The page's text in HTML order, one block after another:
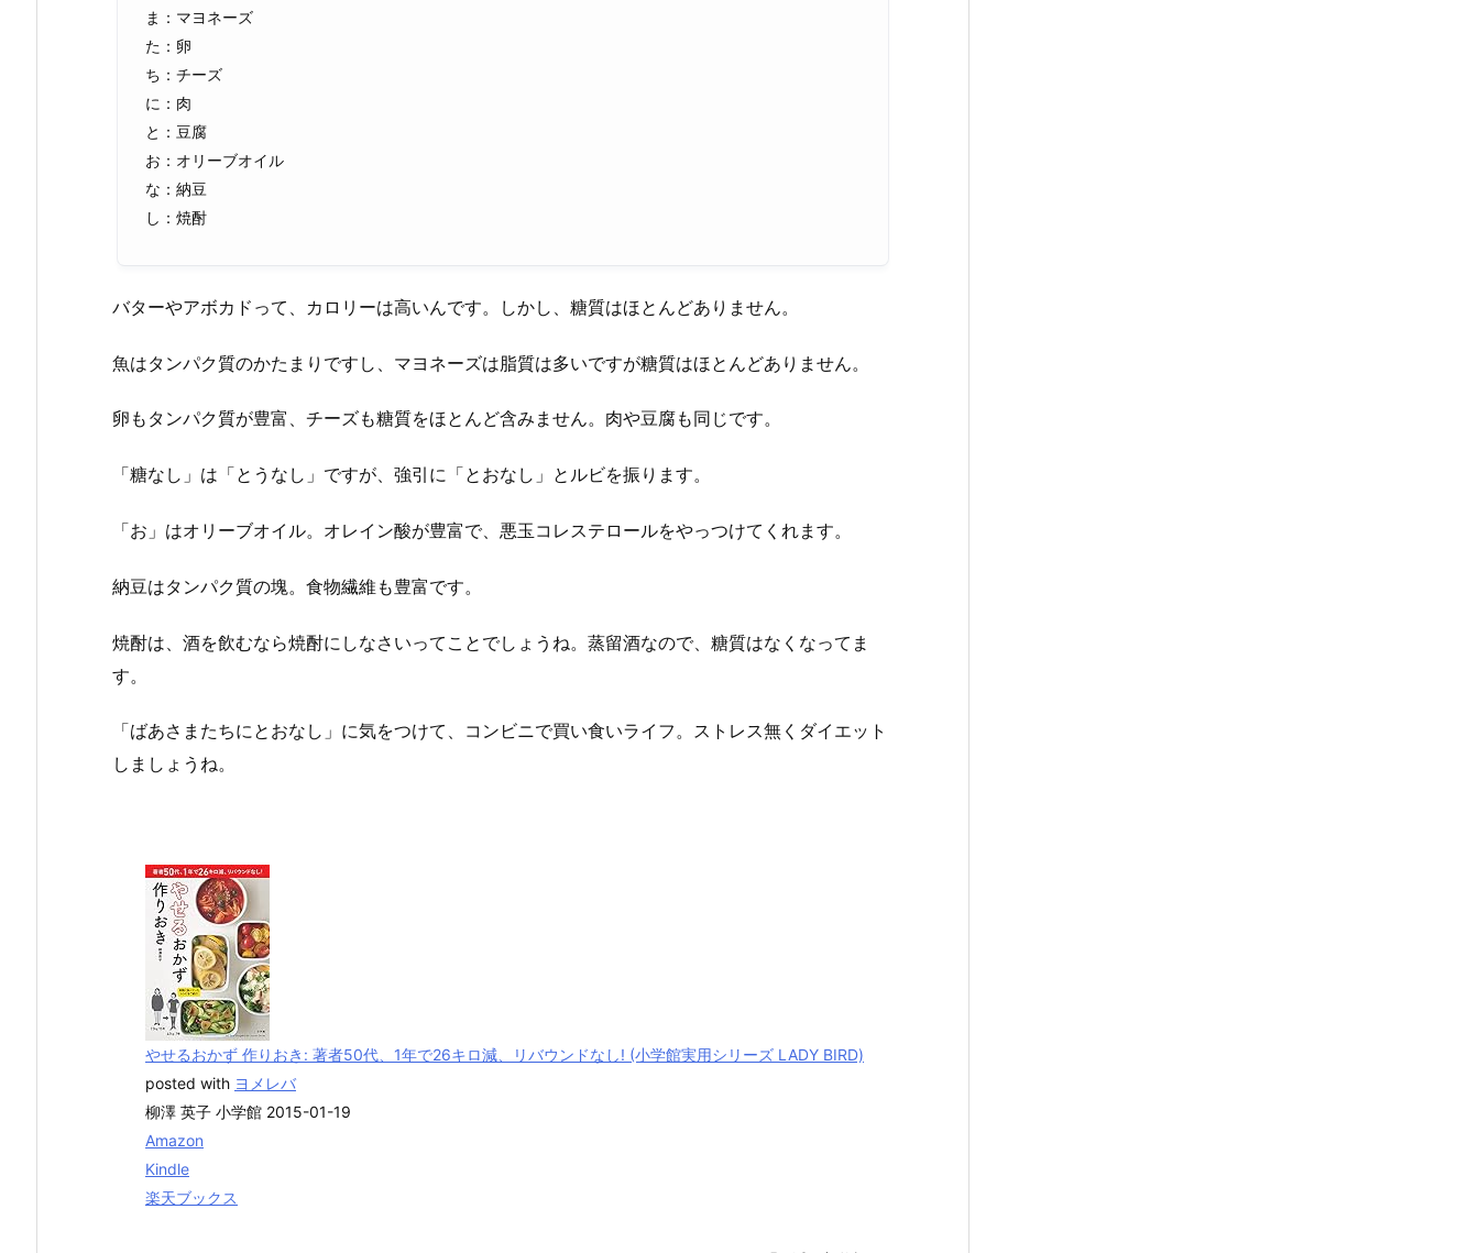
ま：マヨネーズ
た：卵
ち：チーズ
に：肉
と：豆腐
お：オリーブオイル
な：納豆
し：焼酎
バターやアボカドって、カロリーは高いんです。しかし、糖質はほとんどありません。
魚はタンパク質のかたまりですし、マヨネーズは脂質は多いですが糖質はほとんどありません。
卵もタンパク質が豊富、チーズも糖質をほとんど含みません。肉や豆腐も同じです。
「糖なし」は「とうなし」ですが、強引に「とおなし」とルビを振ります。
「お」はオリーブオイル。オレイン酸が豊富で、悪玉コレステロールをやっつけてくれます。
納豆はタンパク質の塊。食物繊維も豊富です。
焼酎は、酒を飲むなら焼酎にしなさいってことでしょうね。蒸留酒なので、糖質はなくなってま
す。
「ばあさまたちにとおなし」に気をつけて、コンビニで買い食いライフ。ストレス無くダイエット
しましょうね。
やせるおかず 作りおき: 著者50代、1年で26キロ減、リバウンドなし! (小学館実用シリーズ LADY BIRD)
posted with ヨメレバ
柳澤 英子 小学館 2015-01-19
Amazon
Kindle
楽天ブックス